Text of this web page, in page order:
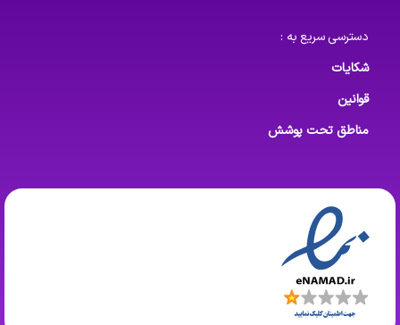
دسترسی سریع به :
شکایات
قوانین
مناطق تحت پوشش